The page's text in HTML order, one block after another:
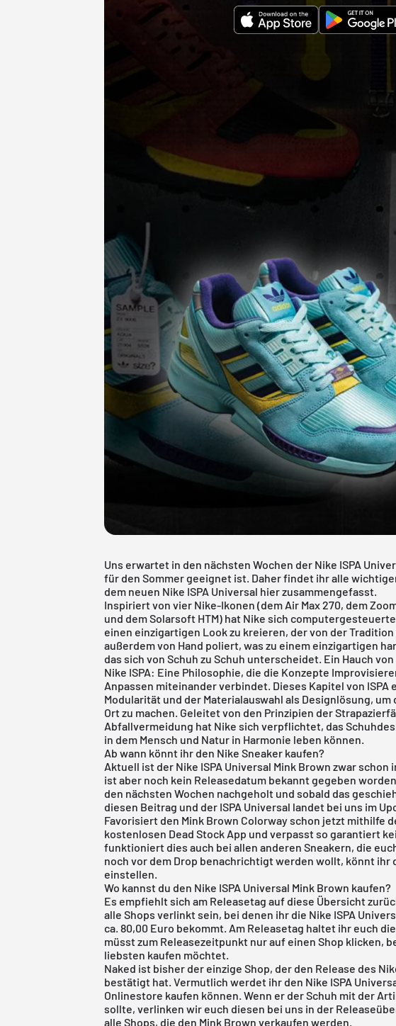
Uns erwartet in den nächsten Wochen der Nike ISPA
für den Sommer geeignet ist. Daher findet ihr alle
dem neuen Nike ISPA Universal hier zusammengefasst.
Inspiriert von vier Nike-Ikonen (dem Air Max 270, dem
und dem Solarsoft HTM) hat Nike sich
einen einzigartigen Look zu kreieren, der von der
außerdem von Hand poliert, was zu einem einzigartigen
das sich von Schuh zu Schuh unterscheidet. Ein Hauch
Nike ISPA: Eine Philosophie, die die Konzepte
Anpassen miteinander verbindet. Dieses Kapitel von ISPA
Modularität und der Materialauswahl als Designlösung, um
Ort zu machen. Geleitet von den Prinzipien der
Abfallvermeidung hat Nike sich verpflichtet, das
in dem Mensch und Natur in Harmonie leben können.
Ab wann könnt ihr den Nike Sneaker kaufen?
Aktuell ist der Nike ISPA Universal Mink Brown zwar
ist aber noch kein Releasedatum bekannt gegeben
den nächsten Wochen nachgeholt und sobald das
diesen Beitrag und der ISPA Universal landet bei uns im
Favorisiert den Mink Brown Colorway schon jetzt mithilfe
kostenlosen Dead Stock App und verpasst so garantiert
funktioniert dies auch bei allen anderen Sneakern, die
noch vor dem Drop benachrichtigt werden wollt, könnt ihr
einstellen.
Wo kannst du den Nike ISPA Universal Mink Brown kaufen?
Es empfiehlt sich am Releasetag auf diese Übersicht
alle Shops verlinkt sein, bei denen ihr die Nike ISPA
ca. 80,00 Euro bekommt. Am Releasetag haltet ihr euch
müsst zum Releasezeitpunkt nur auf einen Shop klicken,
liebsten kaufen möchtet.
Naked ist bisher der einzige Shop, der den Release des
bestätigt hat. Vermutlich werdet ihr den Nike ISPA
Onlinestore kaufen können. Wenn er der Schuh mit der
sollte, verlinken wir euch diesen bei uns in der
alle Shops, die den Mink Brown verkaufen werden.